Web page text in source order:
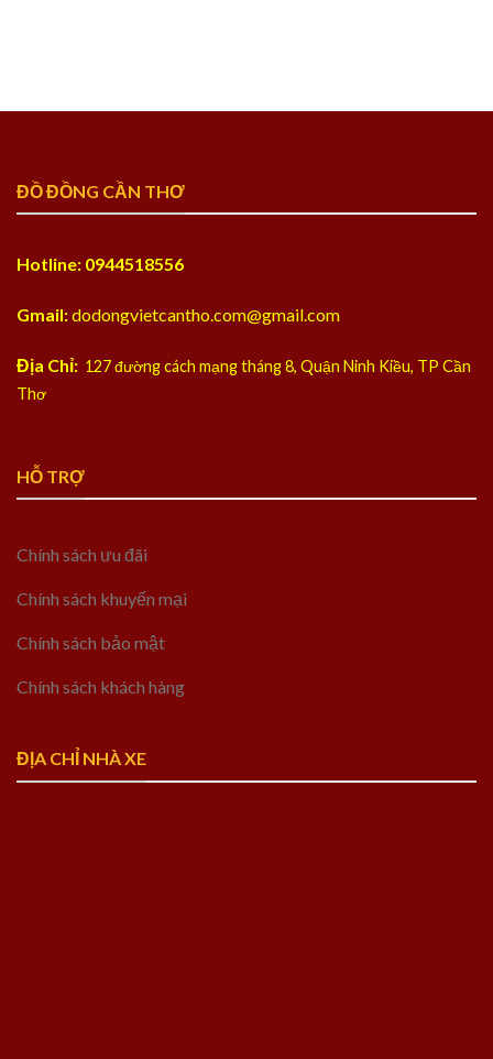
ĐỒ ĐỒNG CẦN THƠ
Hotline: 0944518556
Gmail:dodongvietcantho.com@gmail.com
Địa Chỉ: 127 đường cách mạng tháng 8, Quận Ninh Kiều, TP Cần
Thơ
HỖ TRỢ
Chính sách ưu đãi
Chính sách khuyến mại
Chính sách bảo mật
Chính sách khách hàng
ĐỊA CHỈ NHÀ XE